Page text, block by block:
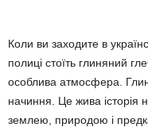
Коли ви заходите в
полиці стоїть глиняний
особлива атмосфера.
начиння. Це жива історія
землею, природою і